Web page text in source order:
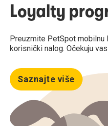
Loyalty
Preuzmite PetSpot mobilnu
korisnički nalog. Očekuju
Saznajte više